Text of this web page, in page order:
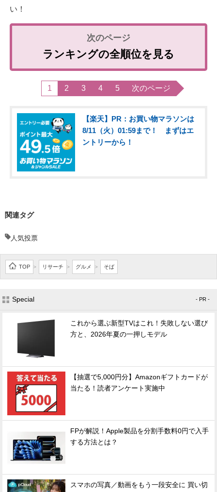
い！
ランキングの全順位を見る
1 2 3 4 5 次のページ
【楽天】PR：お買い物マラソンは
8/11（火）01:59まで！ まずはエ
ントリーから！
関連タグ
人気投票
TOP > リサーチ > グルメ > そば
Special - PR -
これから選ぶ新型TVはこれ！失敗しない選び
方と、2026年夏の一押しモデル
【抽選で5,000円分】Amazonギフトカードが
当たる！読者アンケート実施中
FPが解説！Apple製品を分割手数料0円で入手
する方法とは？
スマホの写真／動画をもう一段安全に 買い切